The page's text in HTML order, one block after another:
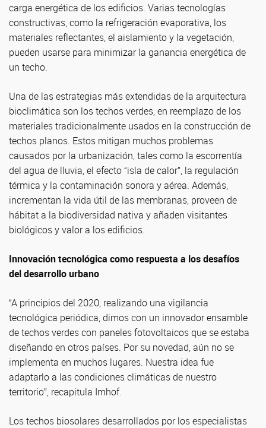
carga energética de los edificios. Varias tecnologías
constructivas, como la refrigeración evaporativa, los
materiales reflectantes, el aislamiento y la vegetación,
pueden usarse para minimizar la ganancia energética de
un techo.
Una de las estrategias más extendidas de la arquitectura
bioclimática son los techos verdes, en reemplazo de los
materiales tradicionalmente usados en la construcción de
techos planos. Estos mitigan muchos problemas
causados por la urbanización, tales como la escorrentía
del agua de lluvia, el efecto “isla de calor”, la regulación
térmica y la contaminación sonora y aérea. Además,
incrementan la vida útil de las membranas, proveen de
hábitat a la biodiversidad nativa y añaden visitantes
biológicos y valor a los edificios.
Innovación tecnológica como respuesta a los desafíos
del desarrollo urbano
“A principios del 2020, realizando una vigilancia
tecnológica periódica, dimos con un innovador ensamble
de techos verdes con paneles fotovoltaicos que se estaba
diseñando en otros países. Por su novedad, aún no se
implementa en muchos lugares. Nuestra idea fue
adaptarlo a las condiciones climáticas de nuestro
territorio”, recapitula Imhof.
Los techos biosolares desarrollados por los especialistas